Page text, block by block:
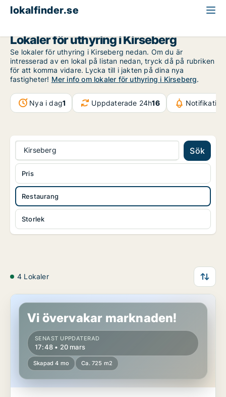
lokalfinder.se
Lokaler för uthyring i Kirseberg
Se lokaler för uthyring i Kirseberg nedan. Om du är
intresserad av en lokal på listan nedan, tryck då på rubriken
för att komma vidare. Lycka till i jakten på dina nya
fastigheter! Mer info om lokaler för uthyring i Kirseberg.
Nya i dag1 Uppdaterade 24h16
Kirseberg Sök
Restaurang
Storlek
Pris
4 Lokaler
Restaurang i Malmö
Vi övervakar marknaden!
SENAST UPPDATERAD
17:48 • 20 mars
Skapad 4 mo Ca. 725 m2